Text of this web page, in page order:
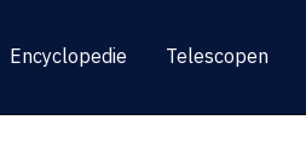
Encyclopedie Telescopen